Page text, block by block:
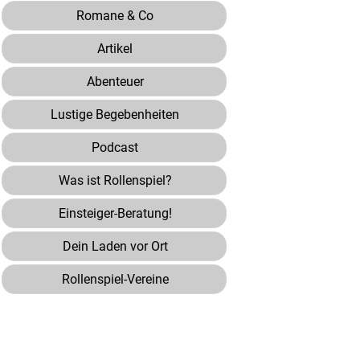
Romane & Co
Artikel
Abenteuer
Lustige Begebenheiten
Podcast
Was ist Rollenspiel?
Einsteiger-Beratung!
Dein Laden vor Ort
Rollenspiel-Vereine